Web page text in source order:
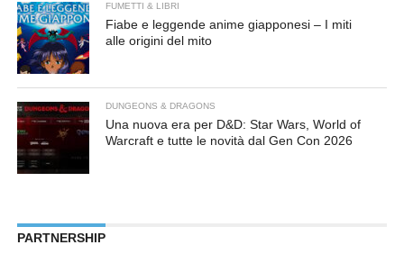
FUMETTI & LIBRI
Fiabe e leggende anime giapponesi – I miti
alle origini del mito
DUNGEONS & DRAGONS
Una nuova era per D&D: Star Wars, World of
Warcraft e tutte le novità dal Gen Con 2026
PARTNERSHIP